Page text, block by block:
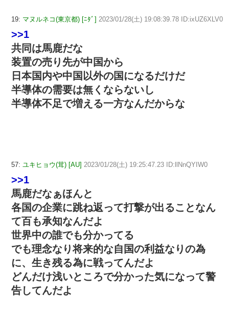
19: マヌルネコ(東京都) [ﾆﾀﾞ] 2023/01/28(土) 19:08:39.78 ID:ixUZ6XLV0
>>1
共同は馬鹿だな
装置の売り先が中国から
日本国内や中国以外の国になるだけだ
半導体の需要は無くならないし
半導体不足で増える一方なんだからな
57: ユキヒョウ(茸) [AU] 2023/01/28(土) 19:25:47.23 ID:llNnQYIW0
>>1
馬鹿だなぁほんと
各国の企業に跳ね返って打撃が出ることなん
て百も承知なんだよ
世界中の誰でも分かってる
でも理念なり将来的な自国の利益なりの為
に、生き残る為に戦ってんだよ
どんだけ浅いところで分かった気になって警
告してんだよ